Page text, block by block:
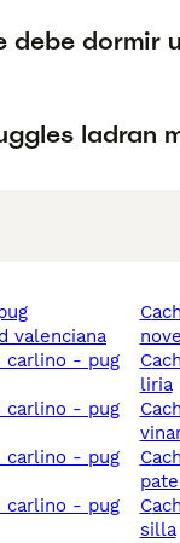
debe dormir
ladran
valenciana
cachorros carlino - pug
cachorros carlino - pug
liria
cachorros carlino - pug
cachorros carlino - pug
cachorros carlino - pug
silla